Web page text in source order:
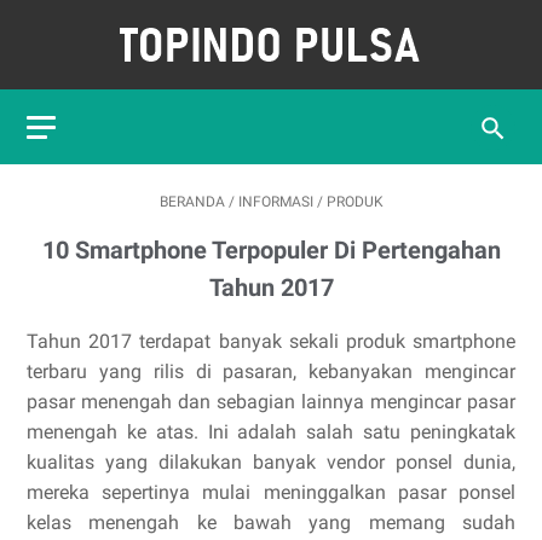
BERANDA / INFORMASI / PRODUK
10 Smartphone Terpopuler Di Pertengahan
Tahun 2017
Tahun 2017 terdapat banyak sekali produk smartphone
terbaru yang rilis di pasaran, kebanyakan mengincar
pasar menengah dan sebagian lainnya mengincar pasar
menengah ke atas. Ini adalah salah satu peningkatak
kualitas yang dilakukan banyak vendor ponsel dunia,
mereka sepertinya mulai meninggalkan pasar ponsel
kelas menengah ke bawah yang memang sudah